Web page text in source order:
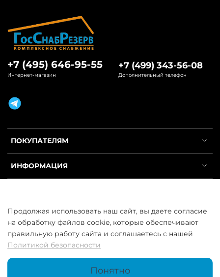
ПОКУПАТЕЛЯМ
ИНФОРМАЦИЯ
+7 (495) 646-95-55
Интернет-магазин
+7 (499) 343-56-08
Дополнительный телефон
ООО «ГосСнабРезерв» © 2013–2026 - Продажа труб оптом и в
розницу
Продолжая использовать наш сайт, вы даете согласие
на обработку файлов cookie, которые обеспечивают
правильную работу сайта и соглашаетесь с нашей
Политикой безопасности
Понятно